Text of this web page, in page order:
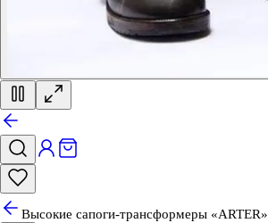
Высокие сапоги-трансформеры «ARTER»